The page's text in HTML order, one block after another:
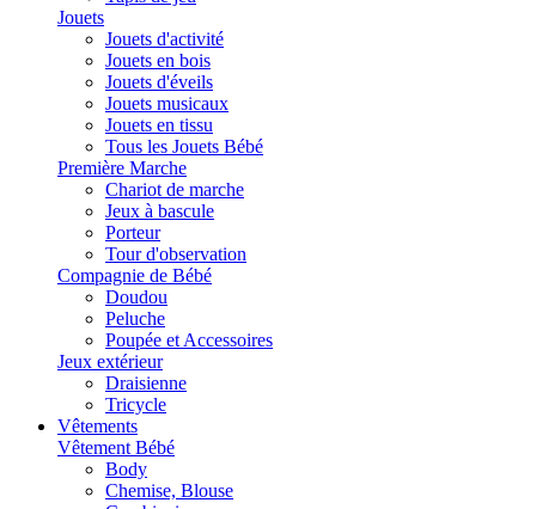
Jouets
Jouets d'activité
Jouets en bois
Jouets d'éveils
Jouets musicaux
Jouets en tissu
Tous les Jouets Bébé
Première Marche
Chariot de marche
Jeux à bascule
Porteur
Tour d'observation
Compagnie de Bébé
Doudou
Peluche
Poupée et Accessoires
Jeux extérieur
Draisienne
Tricycle
Vêtements
Vêtement Bébé
Body
Chemise, Blouse